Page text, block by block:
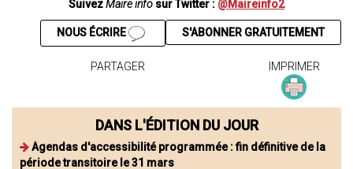
SuivezMaire info sur Twitter : @Maireinfo2
S'ABONNER GRATUITEMENT
NOUS ÉCRIRE
PARTAGER IMPRIMER
DANS L'ÉDITION DU JOUR
Agendas d'accessibilité programmée : fin définitive de la
période transitoire le 31 mars